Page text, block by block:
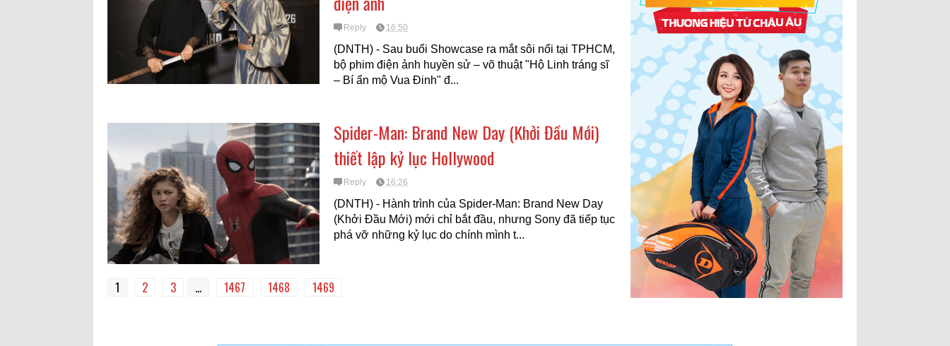
Reply 16:50
(DNTH) - Sau buổi Showcase ra mắt sôi nổi tại TPHCM,
bộ phim điện ảnh huyền sử – võ thuật "Hộ Linh tráng sĩ
– Bí ẩn mộ Vua Đinh" đ...
Spider-Man: Brand New Day (Khởi Đầu Mới)
thiết lập kỷ lục Hollywood
Reply 16:26
(DNTH) - Hành trình của Spider-Man: Brand New Day
(Khởi Đầu Mới) mới chỉ bắt đầu, nhưng Sony đã tiếp tục
phá vỡ những kỷ lục do chính mình t...
1 2 3 ... 1467 1468 1469